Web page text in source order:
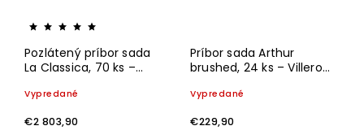
Pozlátený príbor sada
La Classica, 70 ks –
Vypredané
€2 803,90
Príbor sada Arthur
brushed, 24 ks – Villeroy
Vypredané
€229,90